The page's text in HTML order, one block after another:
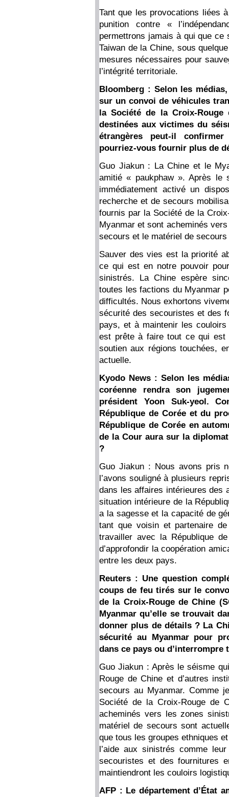
Tant que les provocations liées
punition contre «
permettrons jamais à qui que
Taiwan de la Chine, sous
mesures nécessaires pour
l’intégrité territoriale.
Bloomberg : Selon les
sur un convoi de véhicules
la Société de la Croix-Rouge
destinées aux victimes du
étrangères peut-il
pourriez-vous fournir plus de
Guo Jiakun : La Chine et le
amitié « paukphaw ». Après le
immédiatement activé un
recherche et de secours
fournis par la Société de la
Myanmar et sont acheminés
secours et le matériel de
Sauver des vies est la priorité
ce qui est en notre pouvoir
sinistrés. La Chine espère
toutes les factions du Myanmar
difficultés. Nous exhortons
sécurité des secouristes et des
pays, et à maintenir les
est prête à faire tout ce qui est
soutien aux régions touchées,
actuelle.
Kyodo News : Selon les
coréenne rendra son
président Yoon Suk-yeol.
République de Corée et du
République de Corée en
de la Cour aura sur la
?
Guo Jiakun : Nous avons pris
l’avons souligné à plusieurs
dans les affaires intérieures des
situation intérieure de la
a la sagesse et la capacité de
tant que voisin et partenaire
travailler avec la République
d’approfondir la coopération
entre les deux pays.
Reuters : Une question
coups de feu tirés sur le
de la Croix-Rouge de Chine
Myanmar qu’elle se trouvait
donner plus de détails ? La
sécurité au Myanmar pour
dans ce pays ou d’interrompre
Guo Jiakun : Après le séisme
Rouge de Chine et d’autres
secours au Myanmar. Comme
Société de la Croix-Rouge de
acheminés vers les zones
matériel de secours sont
que tous les groupes ethniques
l’aide aux sinistrés comme
secouristes et des fournitures
maintiendront les couloirs
AFP : Le département d’État